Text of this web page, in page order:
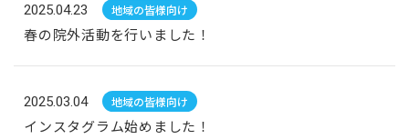
2025.04.23 地域の皆様向け
春の院外活動を行いました！
2025.03.04 地域の皆様向け
インスタグラム始めました！